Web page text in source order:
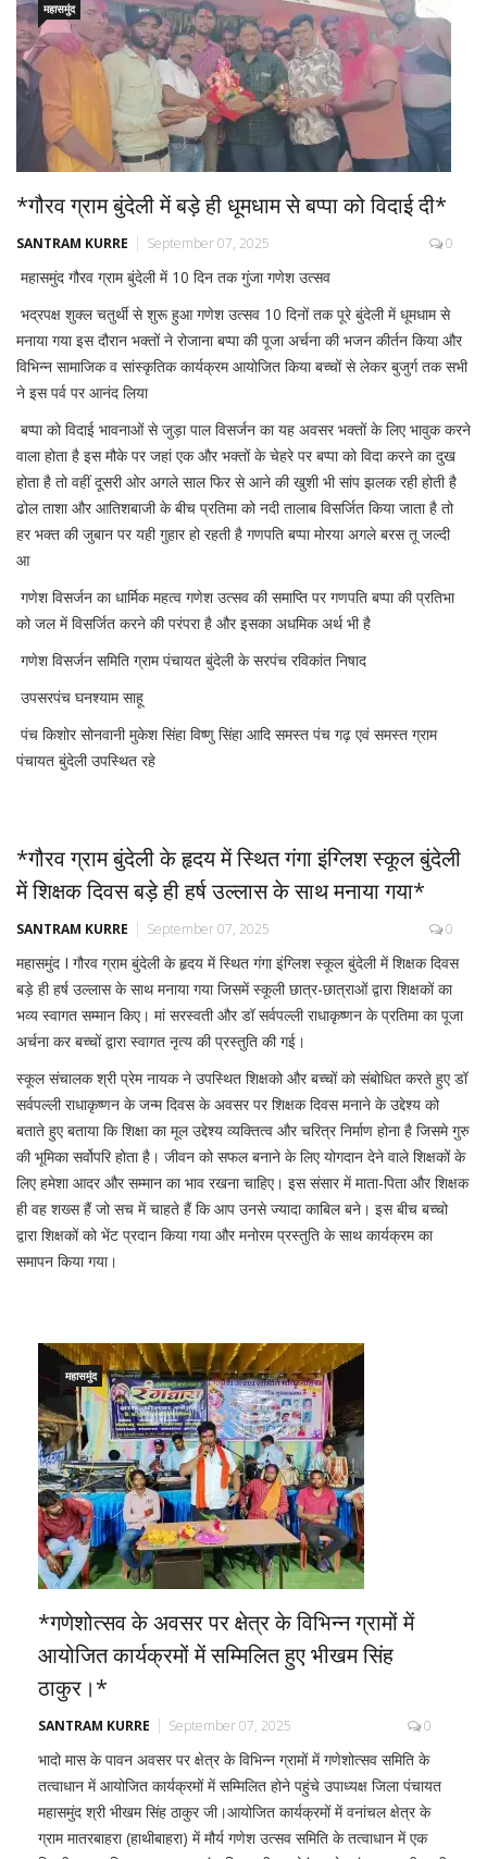
महासमुंद
*गौरव ग्राम बुंदेली में बड़े ही धूमधाम से बप्पा को विदाई दी*
SANTRAM KURRE September 07, 2025 0
महासमुंद गौरव ग्राम बुंदेली में 10 दिन तक गुंजा गणेश उत्सव
भद्रपक्ष शुक्ल चतुर्थी से शुरू हुआ गणेश उत्सव 10 दिनों तक पूरे बुंदेली में धूमधाम से
मनाया गया इस दौरान भक्तों ने रोजाना बप्पा की पूजा अर्चना की भजन कीर्तन किया और
विभिन्न सामाजिक व सांस्कृतिक कार्यक्रम आयोजित किया बच्चों से लेकर बुजुर्ग तक सभी
ने इस पर्व पर आनंद लिया
बप्पा को विदाई भावनाओं से जुड़ा पाल विसर्जन का यह अवसर भक्तों के लिए भावुक करने
वाला होता है इस मौके पर जहां एक और भक्तों के चेहरे पर बप्पा को विदा करने का दुख
होता है तो वहीं दूसरी ओर अगले साल फिर से आने की खुशी भी सांप झलक रही होती है
ढोल ताशा और आतिशबाजी के बीच प्रतिमा को नदी तालाब विसर्जित किया जाता है तो
हर भक्त की जुबान पर यही गुहार हो रहती है गणपति बप्पा मोरया अगले बरस तू जल्दी
आ
गणेश विसर्जन का धार्मिक महत्व गणेश उत्सव की समाप्ति पर गणपति बप्पा की प्रतिभा
को जल में विसर्जित करने की परंपरा है और इसका अधमिक अर्थ भी है
गणेश विसर्जन समिति ग्राम पंचायत बुंदेली के सरपंच रविकांत निषाद
उपसरपंच घनश्याम साहू
पंच किशोर सोनवानी मुकेश सिंहा विष्णु सिंहा आदि समस्त पंच गढ़ एवं समस्त ग्राम
पंचायत बुंदेली उपस्थित रहे
*गौरव ग्राम बुंदेली के हृदय में स्थित गंगा इंग्लिश स्कूल बुंदेली
में शिक्षक दिवस बड़े ही हर्ष उल्लास के साथ मनाया गया*
SANTRAM KURRE September 07, 2025 0
महासमुंद I गौरव ग्राम बुंदेली के हृदय में स्थित गंगा इंग्लिश स्कूल बुंदेली में शिक्षक दिवस
बड़े ही हर्ष उल्लास के साथ मनाया गया जिसमें स्कूली छात्र-छात्राओं द्वारा शिक्षकों का
भव्य स्वागत सम्मान किए। मां सरस्वती और डॉ सर्वपल्ली राधाकृष्णन के प्रतिमा का पूजा
अर्चना कर बच्चों द्वारा स्वागत नृत्य की प्रस्तुति की गई।
स्कूल संचालक श्री प्रेम नायक ने उपस्थित शिक्षको और बच्चों को संबोधित करते हुए डॉ
सर्वपल्ली राधाकृष्णन के जन्म दिवस के अवसर पर शिक्षक दिवस मनाने के उद्देश्य को
बताते हुए बताया कि शिक्षा का मूल उद्देश्य व्यक्तित्व और चरित्र निर्माण होना है जिसमे गुरु
की भूमिका सर्वोपरि होता है। जीवन को सफल बनाने के लिए योगदान देने वाले शिक्षकों के
लिए हमेशा आदर और सम्मान का भाव रखना चाहिए। इस संसार में माता-पिता और शिक्षक
ही वह शख्स हैं जो सच में चाहते हैं कि आप उनसे ज्यादा काबिल बने। इस बीच बच्चो
द्वारा शिक्षकों को भेंट प्रदान किया गया और मनोरम प्रस्तुति के साथ कार्यक्रम का
समापन किया गया।
महासमुंद
*गणेशोत्सव के अवसर पर क्षेत्र के विभिन्न ग्रामों में
आयोजित कार्यक्रमों में सम्मिलित हुए भीखम सिंह
ठाकुर।*
SANTRAM KURRE September 07, 2025 0
भादो मास के पावन अवसर पर क्षेत्र के विभिन्न ग्रामों में गणेशोत्सव समिति के
तत्वाधान में आयोजित कार्यक्रमों में सम्मिलित होने पहुंचे उपाध्यक्ष जिला पंचायत
महासमुंद श्री भीखम सिंह ठाकुर जी।आयोजित कार्यक्रमों में वनांचल क्षेत्र के
ग्राम मातरबाहरा (हाथीबाहरा) में मौर्य गणेश उत्सव समिति के तत्वाधान में एक